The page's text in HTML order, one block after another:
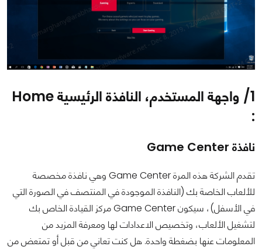
1/ واجهة المستخدم، النافذة الرئيسية Home
:
نافذة Game Center
تقدم الشركة هذه المرة Game Center وهي نافذة مخصصة
للألعاب الخاصة بك (النافذة الموجودة في المنتصف في الصورة التي
في الأسفل)، سيكون Game Center مركز القيادة الخاص بك
لتشغيل الألعاب، وتخصيص الاعدادات لها ومعرفة المزيد من
المعلومات عنها بضغطة واحدة. هل كنت تعاني من قبل أو تمتعض من